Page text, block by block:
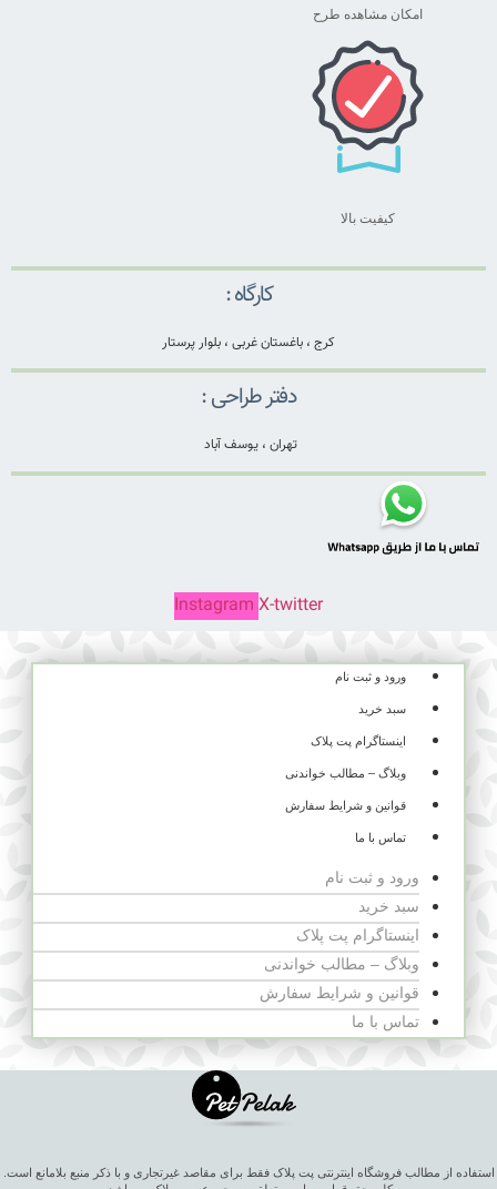
امکان مشاهده طرح
کیفیت بالا
کارگاه :
کرج ، باغستان غربی ، بلوار پرستار
دفتر طراحی :
تهران ، یوسف آباد
Instagram X-twitter
ورود و ثبت نام
سبد خرید
اینستاگرام پت پلاک
وبلاگ – مطالب خواندنی
قوانین و شرایط سفارش
تماس با ما
ورود و ثبت نام
سبد خرید
اینستاگرام پت پلاک
وبلاگ – مطالب خواندنی
قوانین و شرایط سفارش
تماس با ما
استفاده از مطالب فروشگاه اینترنتی پت پلاک فقط برای مقاصد غیرتجاری و با ذکر منبع بلامانع است.